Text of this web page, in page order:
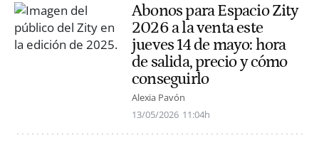
Abonos para Espacio Zity
2026 a la venta este
jueves 14 de mayo: hora
de salida, precio y cómo
conseguirlo
Alexia Pavón
13/05/2026 11:04h